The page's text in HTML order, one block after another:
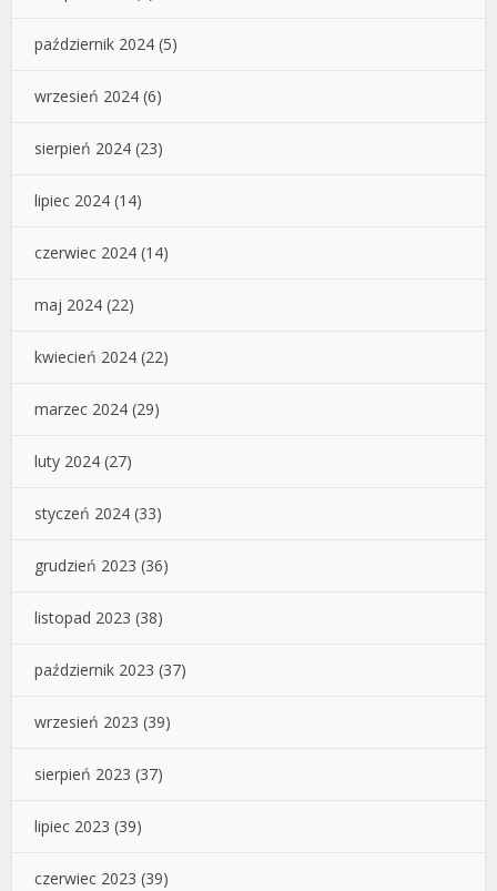
październik 2024 (5)
wrzesień 2024 (6)
sierpień 2024 (23)
lipiec 2024 (14)
czerwiec 2024 (14)
maj 2024 (22)
kwiecień 2024 (22)
marzec 2024 (29)
luty 2024 (27)
styczeń 2024 (33)
grudzień 2023 (36)
listopad 2023 (38)
październik 2023 (37)
wrzesień 2023 (39)
sierpień 2023 (37)
lipiec 2023 (39)
czerwiec 2023 (39)